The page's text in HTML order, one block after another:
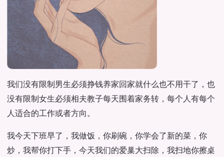
我们没有限制男生必须挣钱养家回家就什么也不用干了，也
没有限制女生必须相夫教子每天围着家务转，每个人有每个
人适合的工作或者方向。
我今天下班早了，我做饭，你刷碗，你学会了新的菜，你
炒，我帮你打下手，今天我们的爱巢大扫除，我扫地你擦桌